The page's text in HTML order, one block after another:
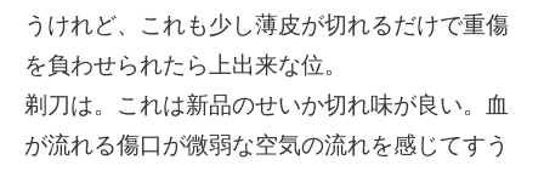
うけれど、これも少し薄皮が切れるだけで重傷
を負わせられたら上出来な位。
剃刀は。これは新品のせいか切れ味が良い。血
が流れる傷口が微弱な空気の流れを感じてすう